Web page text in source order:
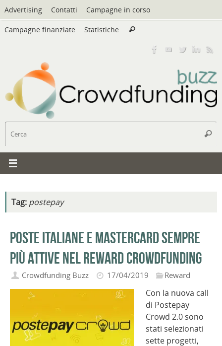
Vai
al
contenuto
Advertising Contatti Campagne in corso
Campagne finanziate Statistiche Cerca
Cerca
Tag: postepay
Poste Italiane e Mastercard sempre
più attive nel reward crowdfunding
Crowdfunding Buzz 17/04/2019 Reward
Con la nuova call
di Postepay
Crowd 2.0 sono
stati selezionati
sette progetti,